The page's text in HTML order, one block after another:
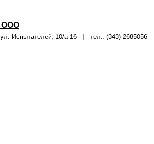
ООО
ул. Испытателей, 10/а-16 тел.: (343) 2685056